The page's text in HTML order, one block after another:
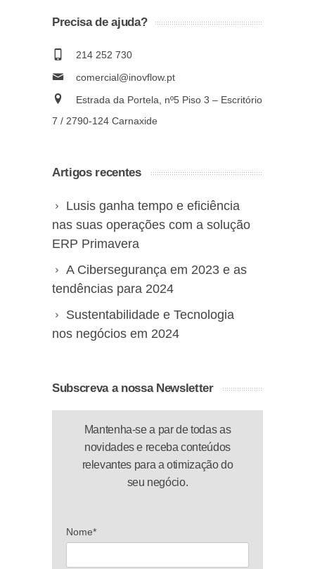
Precisa de ajuda?
214 252 730
comercial@inovflow.pt
Estrada da Portela, nº5 Piso 3 – Escritório
7 / 2790-124 Carnaxide
Artigos recentes
Lusis ganha tempo e eficiência
nas suas operações com a solução
ERP Primavera
A Cibersegurança em 2023 e as
tendências para 2024
Sustentabilidade e Tecnologia
nos negócios em 2024
Subscreva a nossa Newsletter
Mantenha-se a par de todas as
novidades e receba conteúdos
relevantes para a otimização do
seu negócio.
Nome*